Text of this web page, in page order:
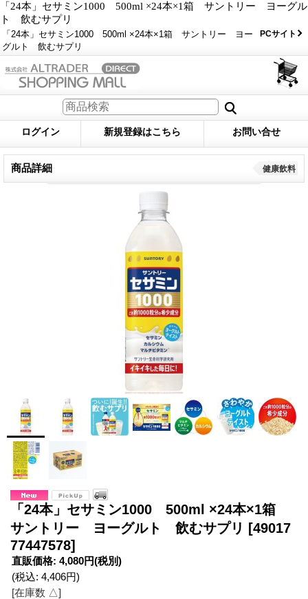
「24本」セサミン1000 500ml ×24本×1箱 サントリー ヨーグル
ト 飲むサプリ
「24本」セサミン1000 500ml ×24本×1箱 サントリー ヨー
グルト 飲むサプリ
PCサイト
ログイン 新規登録はこちら お問い合せ
商品詳細 健康飲料
「24本」セサミン1000 500ml ×24本×1箱
サントリー ヨーグルト 飲むサプリ [49017
77447578]
直販価格: 4,080円(税別)
(税込: 4,406円)
[在庫数 △]